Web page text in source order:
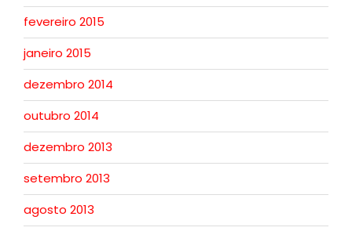
fevereiro 2015
janeiro 2015
dezembro 2014
outubro 2014
dezembro 2013
setembro 2013
agosto 2013